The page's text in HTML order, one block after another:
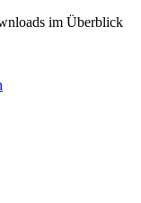
im Überblick